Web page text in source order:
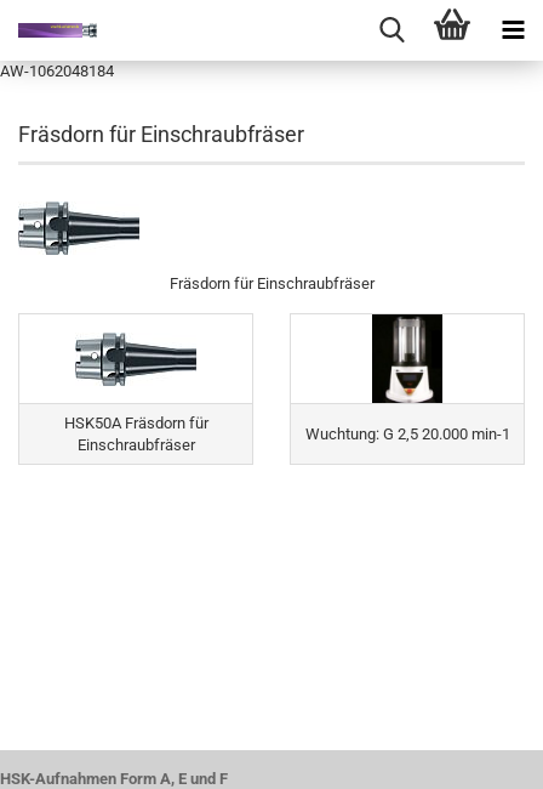
AW-1062048184
Fräsdorn für Einschraubfräser
Fräsdorn für Einschraubfräser
HSK50A Fräsdorn für
Einschraubfräser
Wuchtung: G 2,5 20.000 min-1
HSK-Aufnahmen Form A, E und F